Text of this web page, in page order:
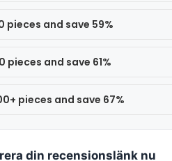
pieces and save 59%
pieces and save 61%
pieces and save 67%
din recensionslänk nu